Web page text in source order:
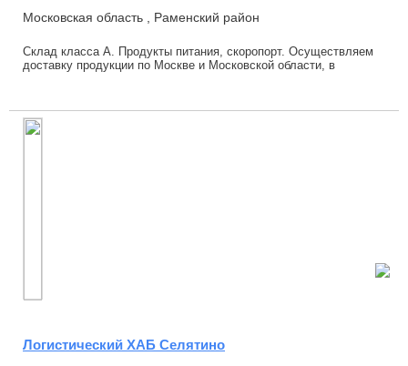
Московская область , Раменский район
Склад класса А. Продукты питания, скоропорт. Осуществляем
доставку продукции по Москве и Московской области, в
Логистический ХАБ Селятино